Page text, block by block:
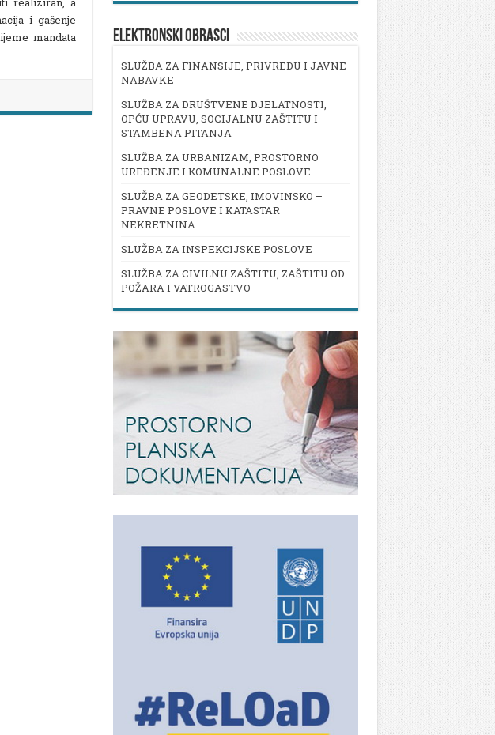
i gašenje
mandata
ELEKTRONSKI OBRASCI
SLUŽBA ZA FINANSIJE, PRIVREDU I JAVNE
NABAVKE
SLUŽBA ZA DRUŠTVENE DJELATNOSTI,
OPĆU UPRAVU, SOCIJALNU ZAŠTITU I
STAMBENA PITANJA
SLUŽBA ZA URBANIZAM, PROSTORNO
UREĐENJE I KOMUNALNE POSLOVE
SLUŽBA ZA GEODETSKE, IMOVINSKO –
PRAVNE POSLOVE I KATASTAR
NEKRETNINA
SLUŽBA ZA INSPEKCIJSKE POSLOVE
SLUŽBA ZA CIVILNU ZAŠTITU, ZAŠTITU OD
POŽARA I VATROGASTVO